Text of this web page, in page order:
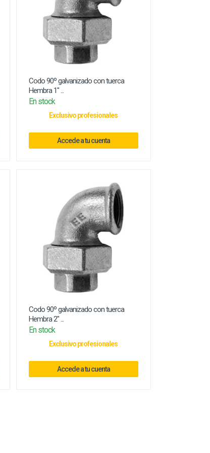
Codo 90º galvanizado con tuerca
Hembra 1" ...
En stock
Exclusivo profesionales
Accede a tu cuenta
Codo 90º galvanizado con tuerca
Hembra 2" ...
En stock
Exclusivo profesionales
Accede a tu cuenta